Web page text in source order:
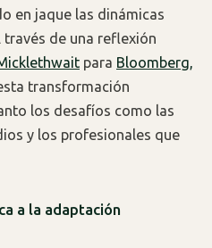
en jaque las dinámicas
de una reflexión
para Bloomberg,
transformación
los desafíos como las
y los profesionales que
a la adaptación